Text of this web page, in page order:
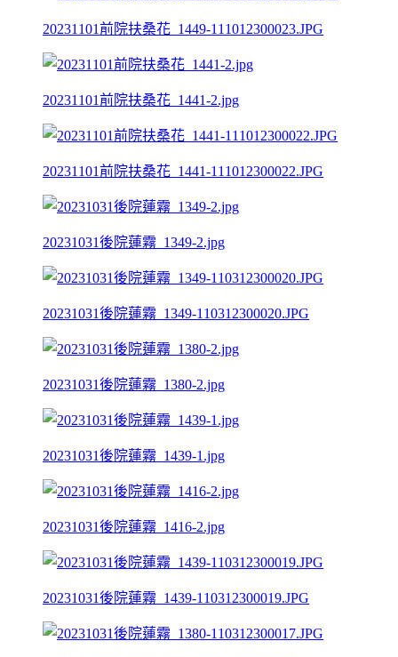
20231101前院扶桑花_1449-111012300023.JPG
20231101前院扶桑花_1441-2.jpg
20231101前院扶桑花_1441-111012300022.JPG
20231031後院蓮霧_1349-2.jpg
20231031後院蓮霧_1349-110312300020.JPG
20231031後院蓮霧_1380-2.jpg
20231031後院蓮霧_1439-1.jpg
20231031後院蓮霧_1416-2.jpg
20231031後院蓮霧_1439-110312300019.JPG